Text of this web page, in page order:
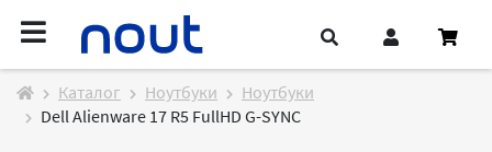
Каталог Ноутбуки
Ноутбуки
Dell Alienware 17 R5 FullHD G-SYNC